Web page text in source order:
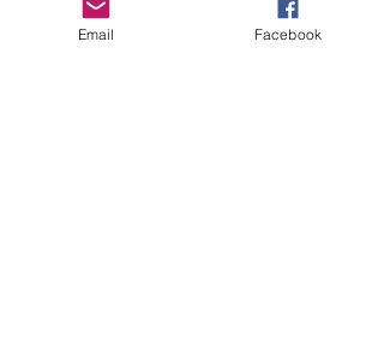
最新記事
Email Facebook